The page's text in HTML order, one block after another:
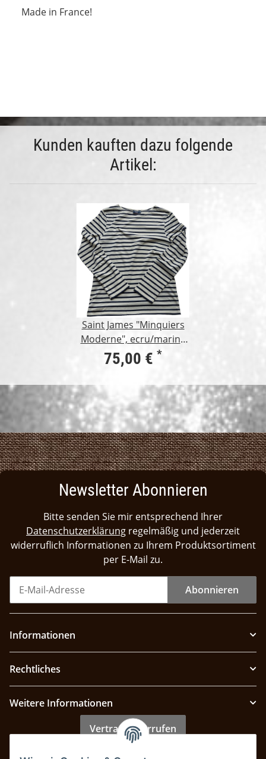
Made in France!
Kunden kauften dazu folgende
Artikel:
Saint James "Minquiers
Moderne", ecru/marine
XL
75,00 € *
Newsletter Abonnieren
Bitte senden Sie mir entsprechend Ihrer
Datenschutzerklärung regelmäßig und jederzeit
widerruflich Informationen zu Ihrem Produktsortiment
per E-Mail zu.
Abonnieren
Informationen
Rechtliches
Weitere Informationen
Vertrag widerrufen